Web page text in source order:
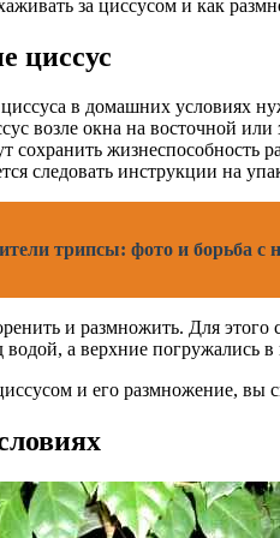
за циссусом и как
циссус
в домашних условиях
возле окна на восточной
сохранить жизнеспособность
следовать инструкции на
трипсы: фото и борьба с
и размножить. Для этого
а верхние погружались
и его размножение, вы